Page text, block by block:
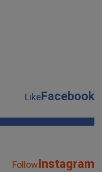
LikeFacebook
FollowInstagram